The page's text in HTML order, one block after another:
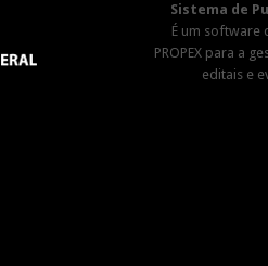
Sistema de
É um software
PROPEX para a
editais e